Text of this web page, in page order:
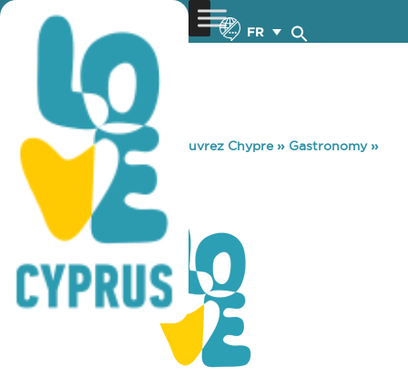
FR
You are here: Home »Découvrez Chypre» Gastronomy»
HURRY CURRY
HURRY CURRY